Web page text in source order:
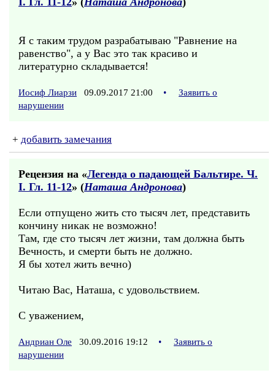
Я с таким трудом разрабатываю "Равнение на
равенство", а у Вас это так красиво и
литературно складывается!
Иосиф Лиарзи 09.09.2017 21:00 •
Заявить о
нарушении
+ добавить замечания
Рецензия на «Легенда о падающей Бальтире. Ч.
I. Гл. 11-12» (Наташа Андронова)
Если отпущено жить сто тысяч лет, представить
кончину никак не возможно!
Там, где сто тысяч лет жизни, там должна быть
Вечность, и смерти быть не должно.
Я бы хотел жить вечно)
Читаю Вас, Наташа, с удовольствием.
С уважением,
Андриан Оле 30.09.2016 19:12 •
Заявить о
нарушении